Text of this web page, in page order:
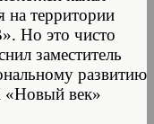
на территории
Но это чисто
заместитель
развитию
«Новый век»